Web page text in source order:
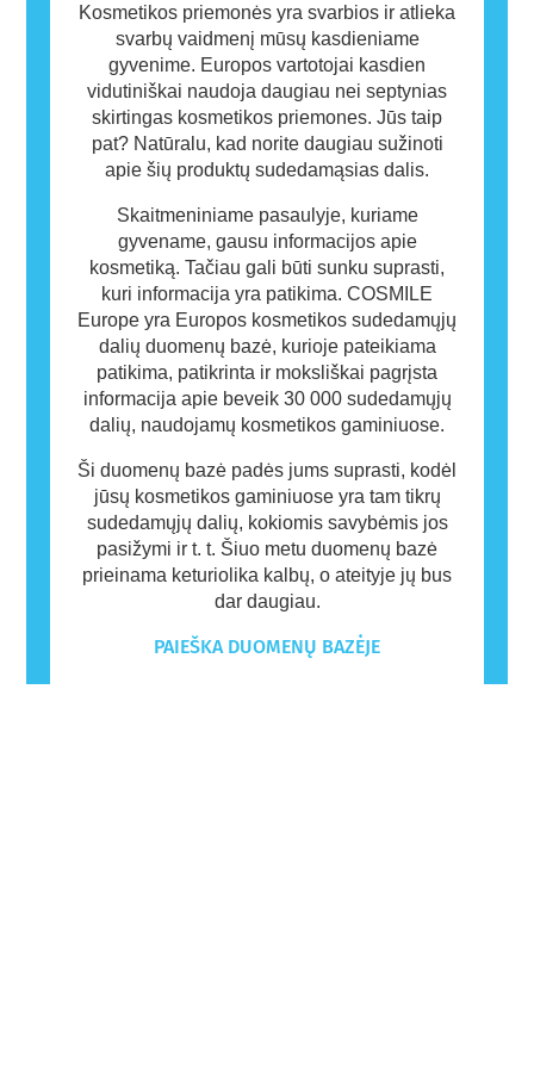
kitiems.
Kosmetikos priemonės yra svarbios ir atlieka
svarbų vaidmenį mūsų kasdieniame
gyvenime. Europos vartotojai kasdien
vidutiniškai naudoja daugiau nei septynias
skirtingas kosmetikos priemones. Jūs taip
pat? Natūralu, kad norite daugiau sužinoti
apie šių produktų sudedamąsias dalis.
Skaitmeniniame pasaulyje, kuriame
gyvename, gausu informacijos apie
kosmetiką. Tačiau gali būti sunku suprasti,
kuri informacija yra patikima. COSMILE
Europe yra Europos kosmetikos sudedamųjų
dalių duomenų bazė, kurioje pateikiama
patikima, patikrinta ir moksliškai pagrįsta
informacija apie beveik 30 000 sudedamųjų
dalių, naudojamų kosmetikos gaminiuose.
Ši duomenų bazė padės jums suprasti, kodėl
jūsų kosmetikos gaminiuose yra tam tikrų
sudedamųjų dalių, kokiomis savybėmis jos
pasižymi ir t. t. Šiuo metu duomenų bazė
prieinama keturiolika kalbų, o ateityje jų bus
dar daugiau.
PAIEŠKA DUOMENŲ BAZĖJE